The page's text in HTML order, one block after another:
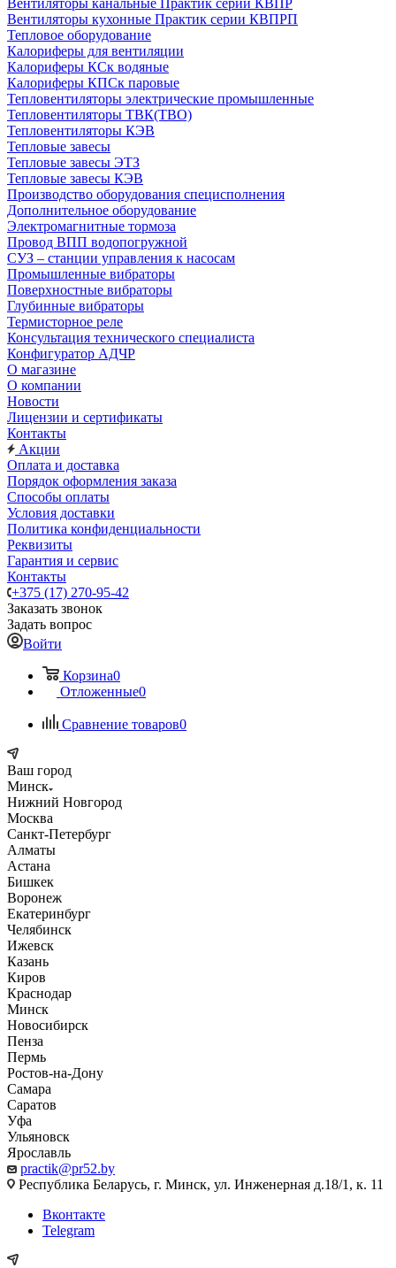
Вентиляторы канальные Практик серии КВПР
Вентиляторы кухонные Практик серии КВПРП
Тепловое оборудование
Калориферы для вентиляции
Калориферы КСк водяные
Калориферы КПСк паровые
Тепловентиляторы электрические промышленные
Тепловентиляторы ТВК(ТВО)
Тепловентиляторы КЭВ
Тепловые завесы
Тепловые завесы ЭТЗ
Тепловые завесы КЭВ
Производство оборудования специсполнения
Дополнительное оборудование
Электромагнитные тормоза
Провод ВПП водопогружной
СУЗ – станции управления к насосам
Промышленные вибраторы
Поверхностные вибраторы
Глубинные вибраторы
Термисторное реле
Консультация технического специалиста
Конфигуратор АДЧР
О магазине
О компании
Новости
Лицензии и сертификаты
Контакты
Акции
Оплата и доставка
Порядок оформления заказа
Способы оплаты
Условия доставки
Политика конфиденциальности
Реквизиты
Гарантия и сервис
Контакты
+375 (17) 270-95-42
Заказать звонок
Задать вопрос
Войти
Корзина0
Отложенные0
Сравнение товаров0
Ваш город
Минск
Нижний Новгород
Москва
Санкт-Петербург
Алматы
Астана
Бишкек
Воронеж
Екатеринбург
Челябинск
Ижевск
Казань
Киров
Краснодар
Минск
Новосибирск
Пенза
Пермь
Ростов-на-Дону
Самара
Саратов
Уфа
Ульяновск
Ярославль
practik@pr52.by
Республика Беларусь, г. Минск, ул. Инженерная д.18/1, к. 11
Вконтакте
Telegram